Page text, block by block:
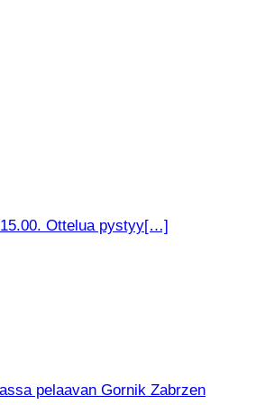
15.00. Ottelua pystyy[…]
pelaavan Gornik Zabrzen